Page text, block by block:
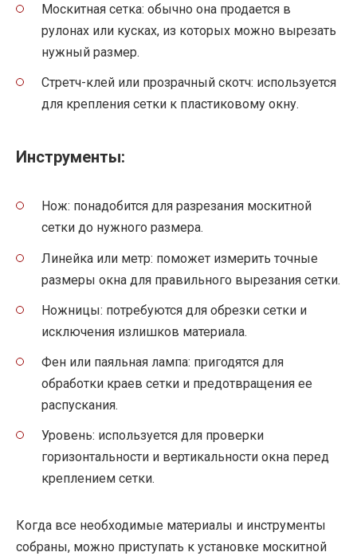
Москитная сетка: обычно она продается в
рулонах или кусках, из которых можно вырезать
нужный размер.
Стретч-клей или прозрачный скотч: используется
для крепления сетки к пластиковому окну.
Инструменты:
Нож: понадобится для разрезания москитной
сетки до нужного размера.
Линейка или метр: поможет измерить точные
размеры окна для правильного вырезания сетки.
Ножницы: потребуются для обрезки сетки и
исключения излишков материала.
Фен или паяльная лампа: пригодятся для
обработки краев сетки и предотвращения ее
распускания.
Уровень: используется для проверки
горизонтальности и вертикальности окна перед
креплением сетки.
Когда все необходимые материалы и инструменты
собраны, можно приступать к установке москитной